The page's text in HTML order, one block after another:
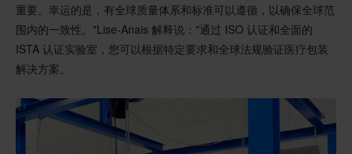
重要。幸运的是，有全球质量体系和标准可以遵循，以确保全球范
围内的一致性。"Lise-Anais 解释说："通过 ISO 认证和全面的
ISTA 认证实验室，您可以根据特定要求和全球法规验证医疗包装
解决方案。